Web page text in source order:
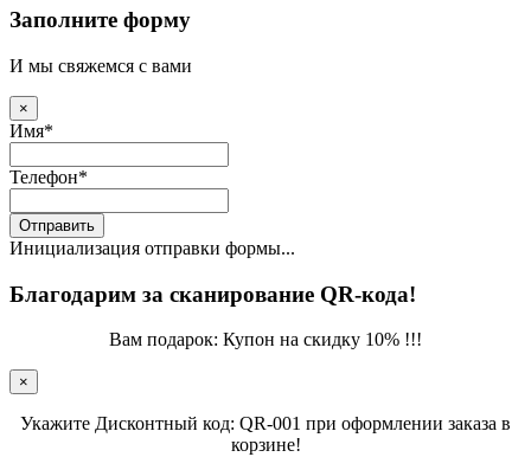
Заполните форму
И мы свяжемся с вами
×
Имя*
Телефон*
Отправить
Инициализация отправки формы...
Благодарим за сканирование QR-кода!
Вам подарок: Купон на скидку 10% !!!
×
Укажите Дисконтный код: QR-001 при оформлении заказа в
корзине!